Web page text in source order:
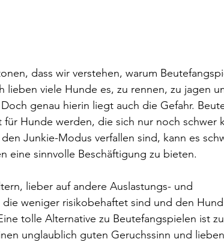
dass wir verstehen, warum
lieben viele Hunde es, zu rennen, zu jagen
genau hierin liegt auch die Gefahr.
für Hunde werden, die sich nur noch schwer
Junkie-Modus verfallen sind, kann es
eine sinnvolle Beschäftigung zu bieten.
lieber auf andere Auslastungs- und
weniger risikobehaftet sind und den
tolle Alternative zu Beutefangspielen ist
unglaublich guten Geruchssinn und